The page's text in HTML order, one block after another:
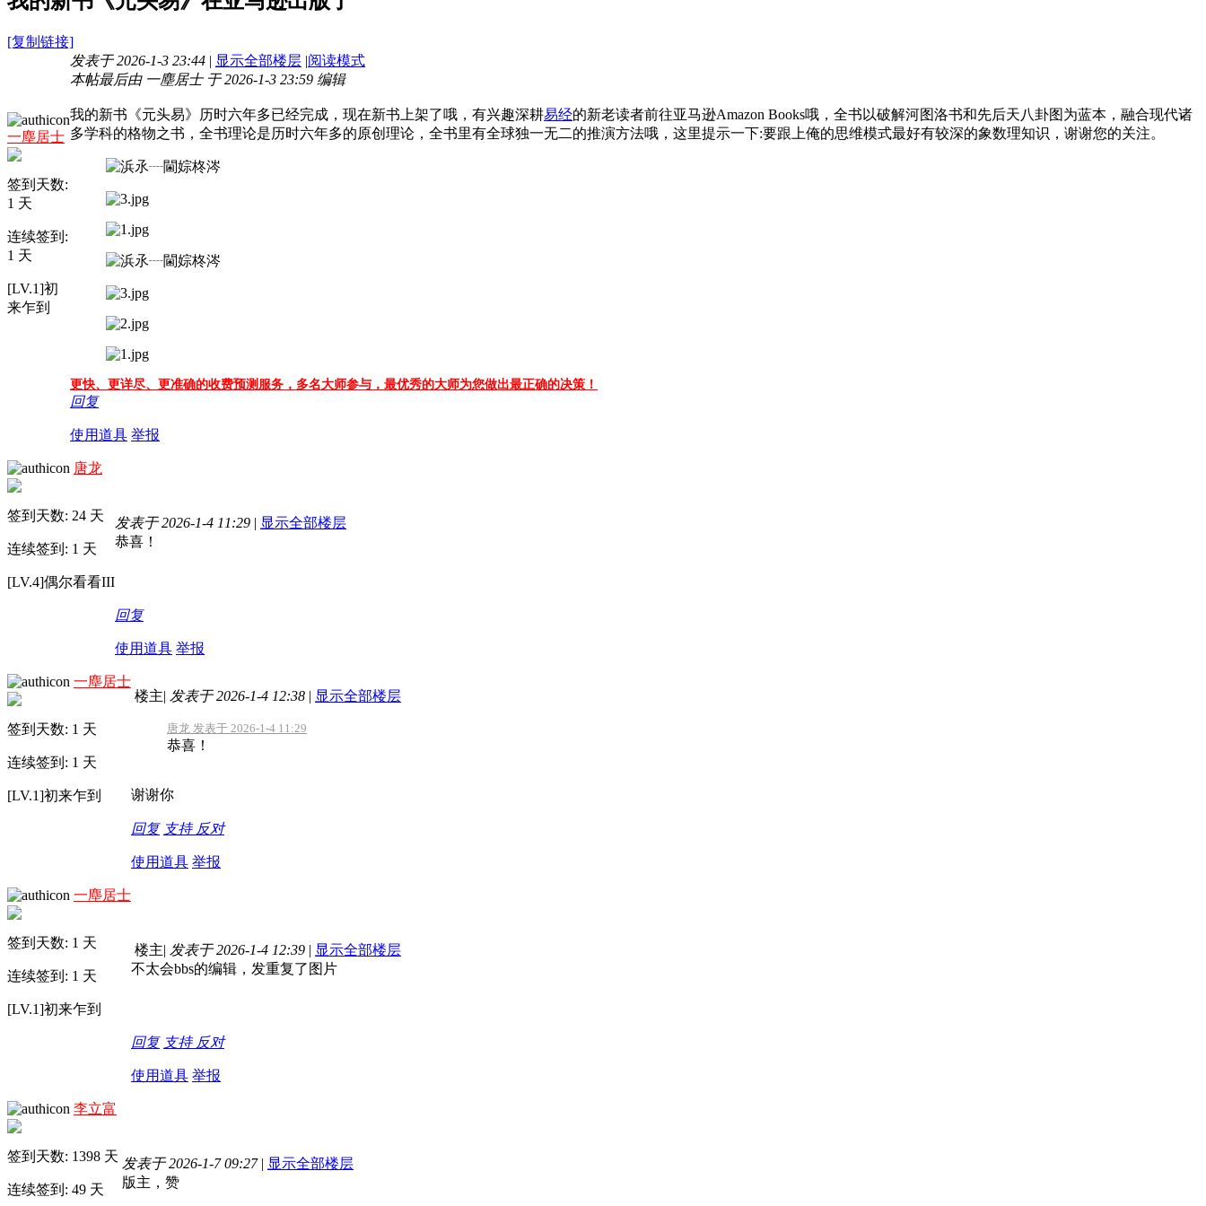
[复制链接]
一塵居士
签到天数:
1 天
连续签到:
1 天
[LV.1]初
来乍到
发表于 2026-1-3 23:44 | 显示全部楼层 |阅读模式
本帖最后由 一塵居士 于 2026-1-3 23:59 编辑
我的新书《元头易》历时六年多已经完成，现在新书上架了哦，有兴趣深耕易经的新老读者前往亚马逊Amazon Books哦，全书以破解河图洛书和先后天八卦图为蓝本，融合现代诸
多学科的格物之书，全书理论是历时六年多的原创理论，全书里有全球独一无二的推演方法哦，这里提示一下:要跟上俺的思维模式最好有较深的象数理知识，谢谢您的关注。
更快、更详尽、更准确的收费预测服务，多名大师参与， 最优秀的大师为您做出最正确的决策！
回复
使用道具 举报
唐龙
签到天数: 24 天
连续签到: 1 天
[LV.4]偶尔看看III
发表于 2026-1-4 11:29 | 显示全部楼层
恭喜！
回复
使用道具 举报
一塵居士
签到天数: 1 天
连续签到: 1 天
[LV.1]初来乍到
楼主| 发表于 2026-1-4 12:38 | 显示全部楼层
唐龙 发表于 2026-1-4 11:29
恭喜！
谢谢你
回复 支持 反对
使用道具 举报
一塵居士
签到天数: 1 天
连续签到: 1 天
[LV.1]初来乍到
楼主| 发表于 2026-1-4 12:39 | 显示全部楼层
不太会bbs的编辑，发重复了图片
回复 支持 反对
使用道具 举报
李立富
签到天数: 1398 天
连续签到: 49 天
发表于 2026-1-7 09:27 | 显示全部楼层
版主，赞